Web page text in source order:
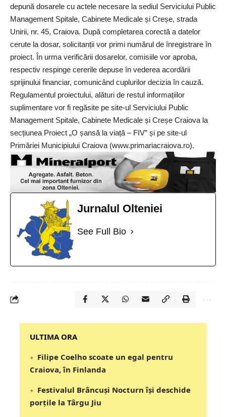
depună dosarele cu actele necesare la sediul Serviciului Public
Management Spitale, Cabinete Medicale și Creșe, strada
Unirii, nr. 45, Craiova. După completarea corectă a datelor
cerute la dosar, solicitanții vor primi numărul de înregistrare în
proiect. În urma verificării dosarelor, comisiile vor aproba,
respectiv respinge cererile depuse în vederea acordării
sprijinului financiar, comunicând cuplurilor decizia în cauză.
Regulamentul proiectului, alături de restul informațiilor
suplimentare vor fi regăsite pe site-ul Serviciului Public
Management Spitale, Cabinete Medicale și Creșe Craiova la
secțiunea Proiect „O șansă la viață – FIV” și pe site-ul
Primăriei Municipiului Craiova (www.primariacraiova.ro).
Jurnalul Olteniei
See Full Bio
‎‎‎‎‎‎‎ULTIMA ORA
Filipe Coelho scoate un egal pentru
Craiova, în Finlanda
Festivalul Brâncuși Nocturn își deschide
porțile la Târgu Jiu